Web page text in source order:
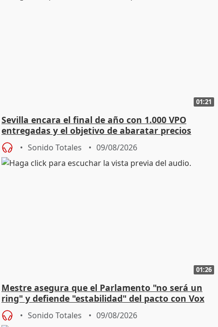
01:21
Sevilla encara el final de año con 1.000 VPO
entregadas y el objetivo de abaratar precios
Sonido Totales 09/08/2026
01:26
Mestre asegura que el Parlamento "no será un
ring" y defiende "estabilidad" del pacto con Vox
Sonido Totales 09/08/2026